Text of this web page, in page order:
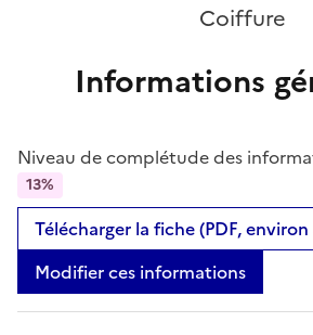
Coiffure
Informations
Niveau de complétude des
13%
Télécharger la fiche (PDF,
Modifier ces informations